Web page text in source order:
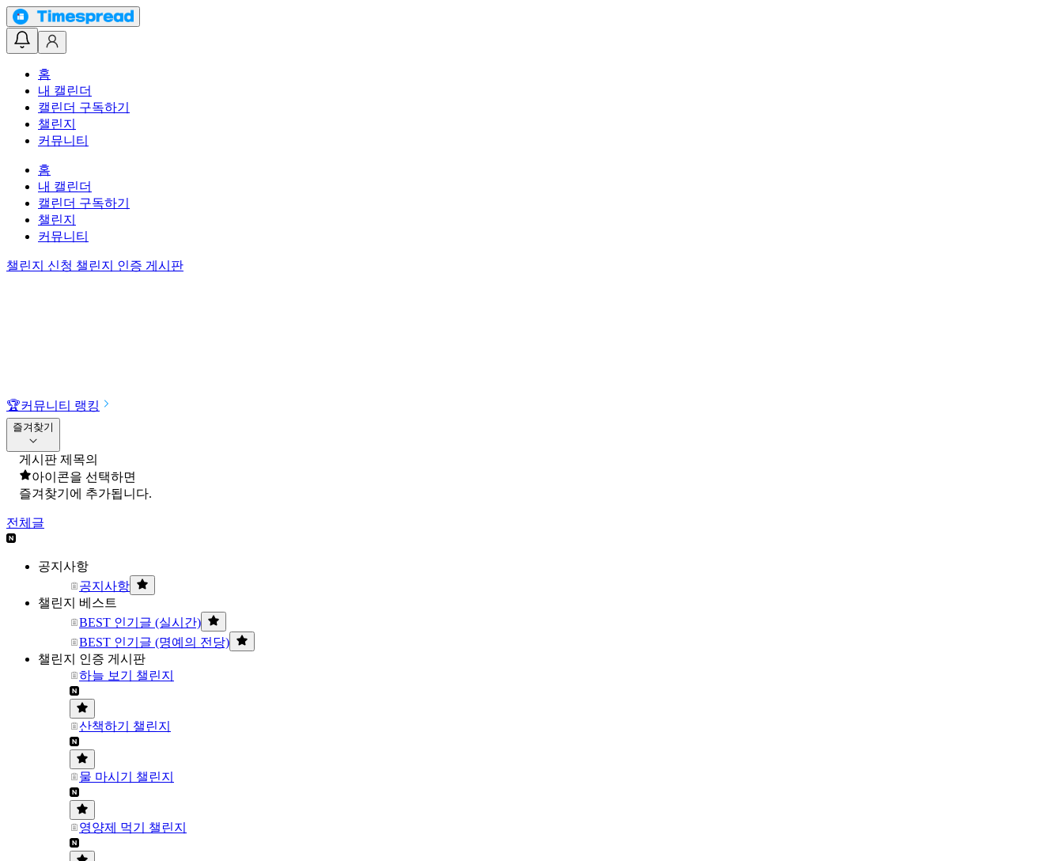
홈
내 캘린더
캘린더 구독하기
챌린지
커뮤니티
홈
내 캘린더
캘린더 구독하기
챌린지
커뮤니티
챌린지 신청 챌린지 인증 게시판
🏆커뮤니티 랭킹
즐겨찾기
게시판 제목의
아이콘을 선택하면
즐겨찾기에 추가됩니다.
전체글
공지사항
공지사항
챌린지 베스트
BEST 인기글 (실시간)
BEST 인기글 (명예의 전당)
챌린지 인증 게시판
하늘 보기 챌린지
산책하기 챌린지
물 마시기 챌린지
영양제 먹기 챌린지